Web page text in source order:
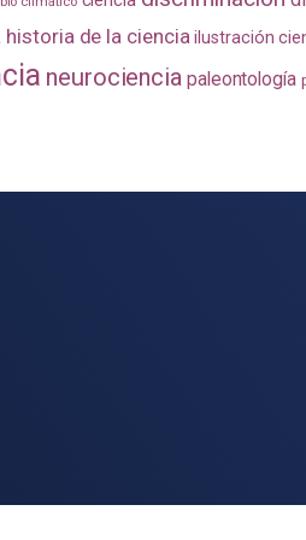
historia de la ciencia ilustración
neurociencia paleontología